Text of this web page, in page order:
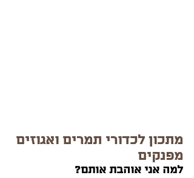
מתכון לכדורי תמרים ואגוזים
מפנקים
למה אני אוהבת אותם?